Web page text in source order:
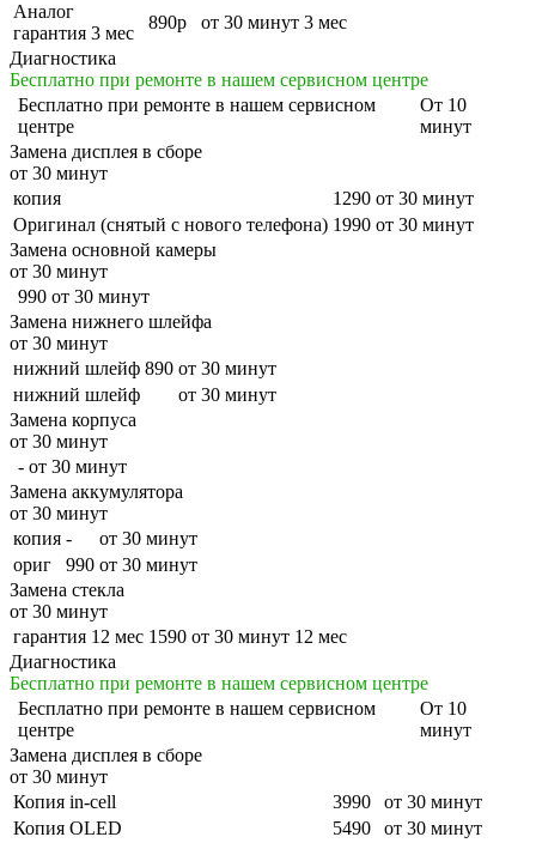
Аналог
гарантия 3 мес
890р от 30 минут 3 мес
Диагностика
Бесплатно при ремонте в нашем сервисном центре
Бесплатно при ремонте в нашем сервисном
центре
От 10
минут
Замена дисплея в сборе
от 30 минут
копия
1290 от 30 минут
Оригинал (снятый с нового телефона) 1990 от 30 минут
Замена основной камеры
от 30 минут
990 от 30 минут
Замена нижнего шлейфа
от 30 минут
нижний шлейф 890 от 30 минут
нижний шлейф
от 30 минут
Замена корпуса
от 30 минут
- от 30 минут
Замена аккумулятора
от 30 минут
копия -
от 30 минут
ориг
990 от 30 минут
Замена стекла
от 30 минут
гарантия 12 мес 1590 от 30 минут 12 мес
Диагностика
Бесплатно при ремонте в нашем сервисном центре
Бесплатно при ремонте в нашем сервисном
центре
От 10
минут
Замена дисплея в сборе
от 30 минут
Копия in-cell
3990
от 30 минут
Копия OLED
5490
от 30 минут